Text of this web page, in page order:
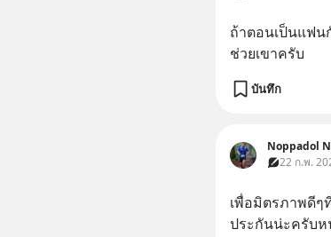
ถ้าตอนเป็นแฟน
ช่วยเขาครับ
บันทึก
Noppadol
22 ก.พ.
เพื่อมิตรภาพดีๆ
ประกันน่ะครับ